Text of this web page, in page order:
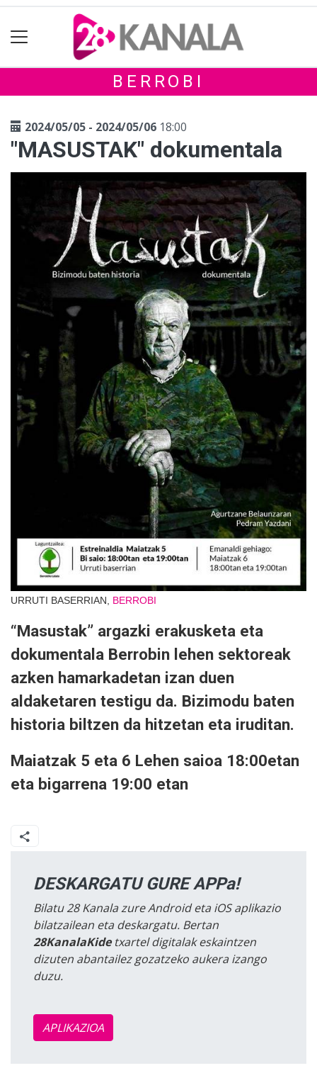
BERROBI
2024/05/05 - 2024/05/06 18:00
"MASUSTAK" dokumentala
URRUTI BASERRIAN, BERROBI
“Masustak” argazki erakusketa eta
dokumentala Berrobin lehen sektoreak
azken hamarkadetan izan duen
aldaketaren testigu da. Bizimodu baten
historia biltzen da hitzetan eta iruditan.
Maiatzak 5 eta 6 Lehen saioa 18:00etan
eta bigarrena 19:00 etan
DESKARGATU GURE APPa!
Bilatu 28 Kanala zure Android eta iOS aplikazio
bilatzailean eta deskargatu. Bertan
28KanalaKidetxartel digitalak eskaintzen
dizuten abantailez gozatzeko aukera izango
duzu.
APLIKAZIOA